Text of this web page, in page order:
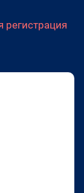
регистрация